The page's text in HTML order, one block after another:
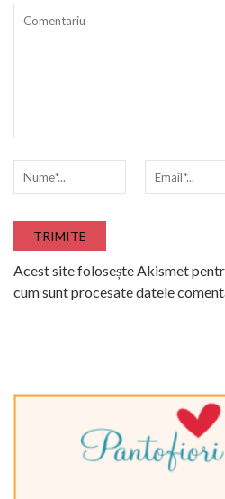
Acest site folosește Akismet
cum sunt procesate datele